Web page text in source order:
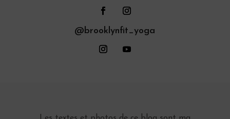
@brooklynfit_yoga